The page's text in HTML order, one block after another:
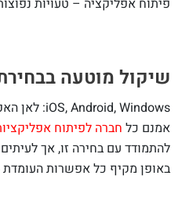
שיקול מוטעה
iOS, Android, Windows: לאן האפליקציה שלכם אמורה ללכת?
אמנם כל חברה לפיתוח
להתמודד עם בחירה זו, אך
באופן מקיף כל אפשרות